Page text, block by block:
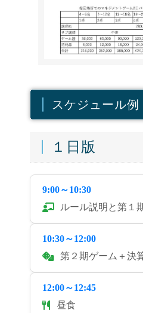
スケジュール例
１日版
9:00～10:30
ルール説明と第１
10:30～12:00
第２期ゲーム＋決
12:00～12:45
昼食